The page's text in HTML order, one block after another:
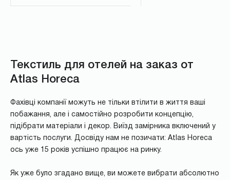
Текстиль для отелей на заказ от
Atlas Horeca
Фахівці компанії можуть не тільки втілити в життя ваші
побажання, але і самостійно розробити концепцію,
підібрати матеріали і декор. Виїзд замірника включений у
вартість послуги. Досвіду нам не позичати: Atlas Horeca
ось уже 15 років успішно працює на ринку.
Як уже було згадано вище, ви можете вибрати абсолютно